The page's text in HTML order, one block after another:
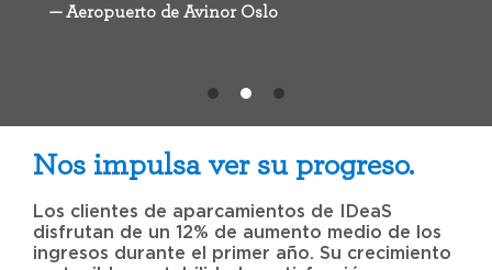
— Aeropuerto de Avinor Oslo
Nos impulsa ver su progreso.
Los clientes de aparcamientos de IDeaS
disfrutan de un 12% de aumento medio de los
ingresos durante el primer año. Su crecimiento